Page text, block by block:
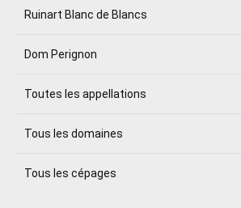
Ruinart Blanc de Blancs
Dom Perignon
Toutes les appellations
Tous les domaines
Tous les cépages